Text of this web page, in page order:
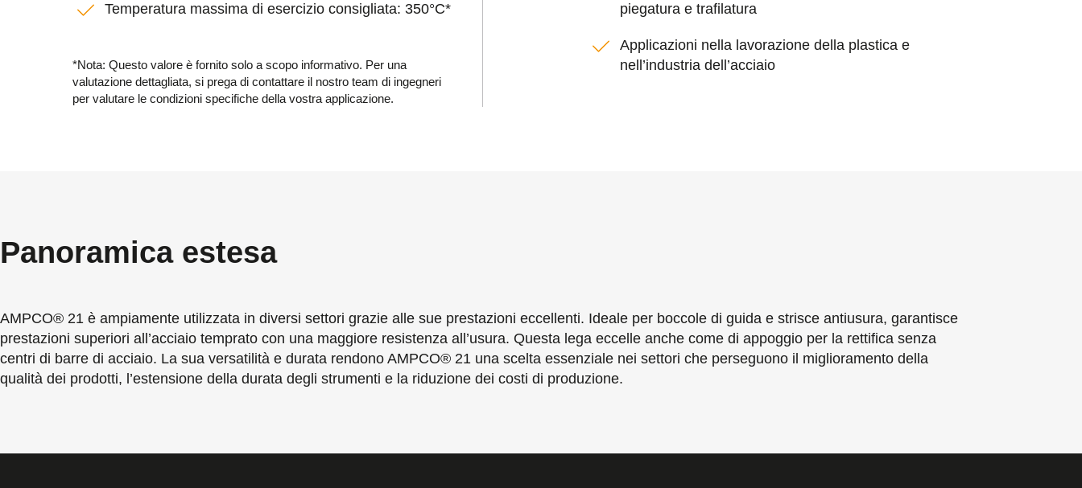
Temperatura massima di esercizio consigliata: 350°C*
*Nota: Questo valore è fornito solo a scopo informativo. Per una
valutazione dettagliata, si prega di contattare il nostro team di ingegneri
per valutare le condizioni specifiche della vostra applicazione.
piegatura e trafilatura
Applicazioni nella lavorazione della plastica e
nell’industria dell’acciaio
Panoramica estesa
AMPCO® 21 è ampiamente utilizzata in diversi settori grazie alle sue prestazioni eccellenti. Ideale per boccole di guida e strisce antiusura, garantisce
prestazioni superiori all’acciaio temprato con una maggiore resistenza all’usura. Questa lega eccelle anche come di appoggio per la rettifica senza
centri di barre di acciaio. La sua versatilità e durata rendono AMPCO® 21 una scelta essenziale nei settori che perseguono il miglioramento della
qualità dei prodotti, l’estensione della durata degli strumenti e la riduzione dei costi di produzione.